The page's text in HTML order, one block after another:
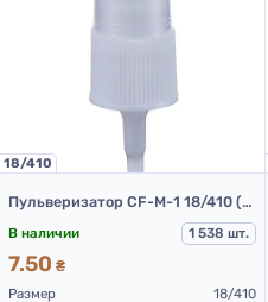
18/410
Пульверизатор CF-M-1 18/410 (белый L 95 мм (до прокладки))
В наличии 1 538 шт.
7.50 ₴
Размер
18/410